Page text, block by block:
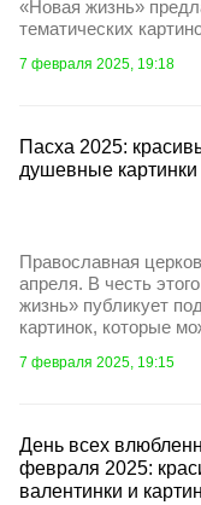
«Новая жизнь»
тематических
7 февраля 2025, 19:18
Пасха 2025:
душевные картинки
Православная
апреля. В честь
жизнь» публикует
картинок, которые
7 февраля 2025, 19:15
День всех
февраля 2025:
валентинки и